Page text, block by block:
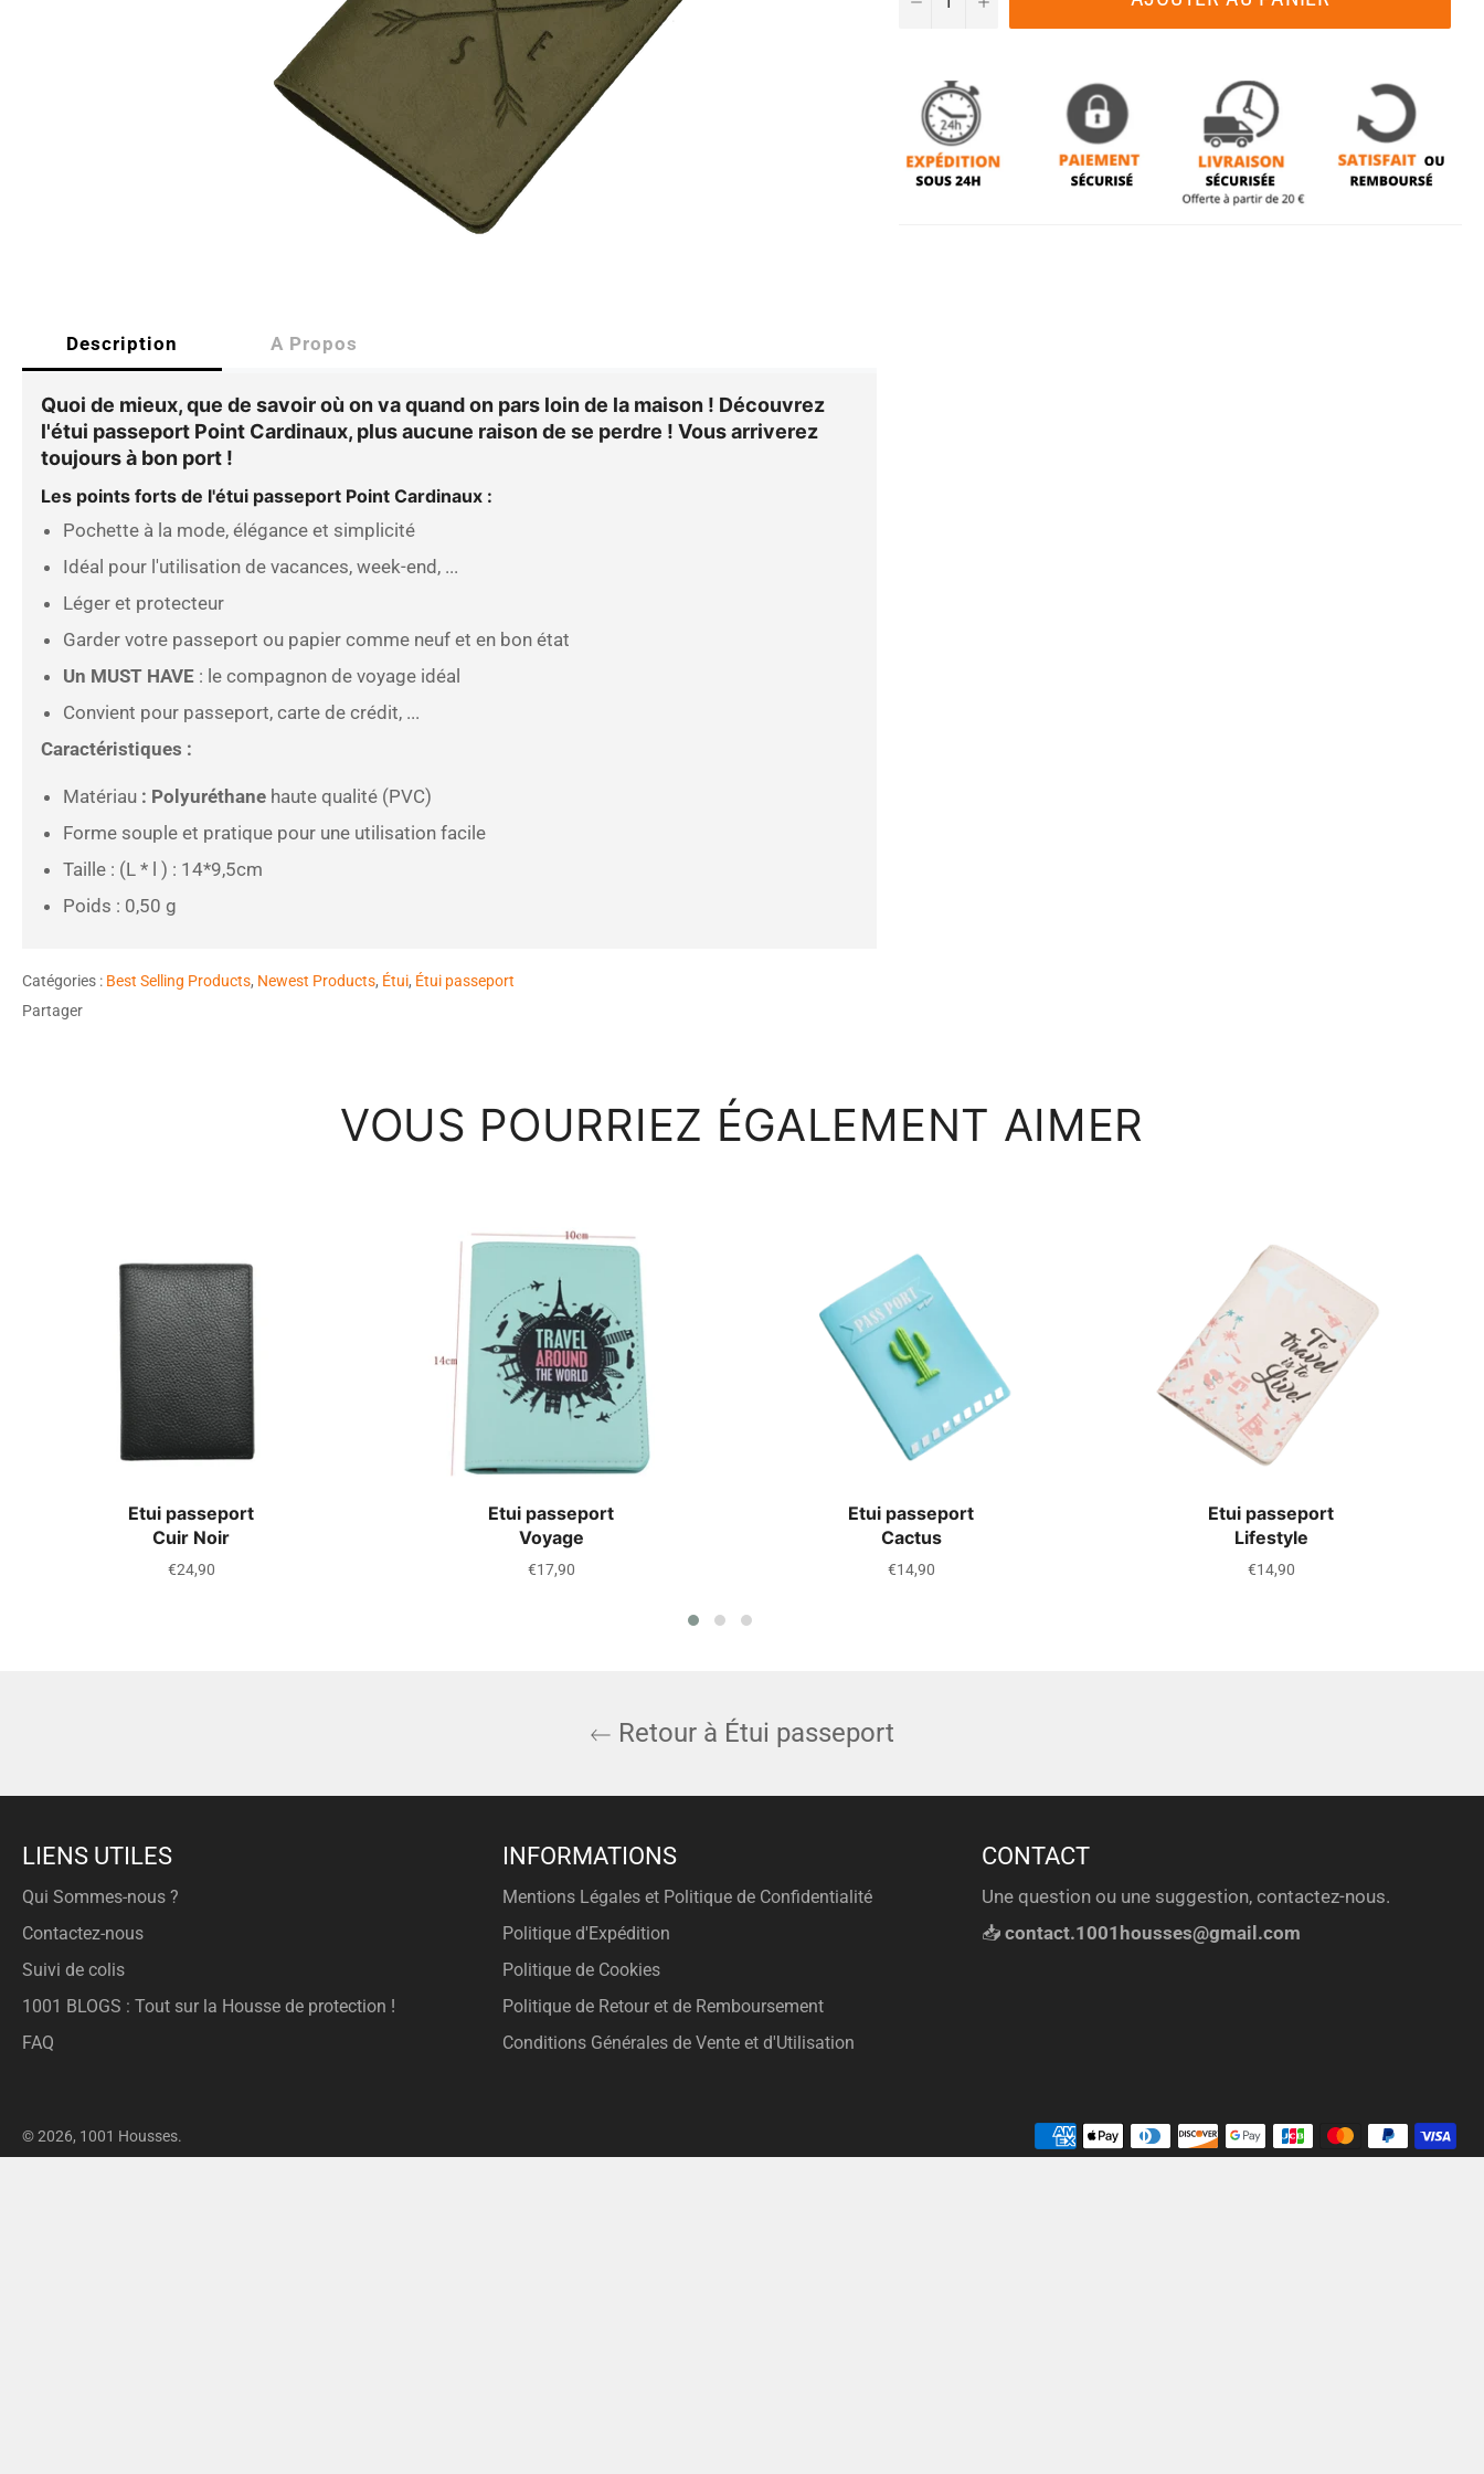
Description A Propos
Quoi de mieux, que de savoir où on va quand on pars loin de la maison ! Découvrez
l'étui passeport Point Cardinaux, plus aucune raison de se perdre ! Vous arriverez
toujours à bon port !
Les points forts de l'étui passeport Point Cardinaux :
Pochette à la mode, élégance et simplicité
Idéal pour l'utilisation de vacances, week-end, ...
Léger et protecteur
Garder votre passeport ou papier comme neuf et en bon état
Un MUST HAVE : le compagnon de voyage idéal
Convient pour passeport, carte de crédit, ...
Caractéristiques :
Matériau : Polyuréthane haute qualité (PVC)
Forme souple et pratique pour une utilisation facile
Taille : (L * l ) : 14*9,5cm
Poids : 0,50 g
Catégories : Best Selling Products, Newest Products, Étui, Étui passeport
Partager
VOUS POURRIEZ ÉGALEMENT AIMER
Etui passeport
Cuir Noir
Prix
€24,90
Etui passeport
Voyage
Prix
€17,90
Etui passeport
Cactus
Prix
€14,90
Etui passeport
Lifestyle
Prix
€14,90
Retour à Étui passeport
LIENS UTILES
Qui Sommes-nous ?
Contactez-nous
Suivi de colis
1001 BLOGS : Tout sur la Housse de protection !
FAQ
INFORMATIONS
Mentions Légales et Politique de Confidentialité
Politique d'Expédition
Politique de Cookies
Politique de Retour et de Remboursement
Conditions Générales de Vente et d'Utilisation
CONTACT
Une question ou une suggestion, contactez-nous.
📥contact.1001housses@gmail.com
© 2026, 1001 Housses.